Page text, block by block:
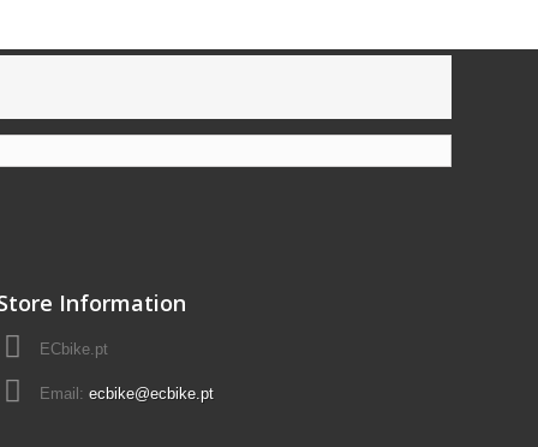
Information
ECbike.pt
Email: ecbike@ecbike.pt